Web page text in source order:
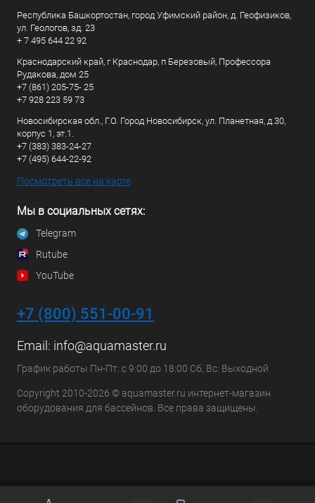
Республика Башкортостан, город Уфимский район, д. Геофизиков,
ул. Геологов, зд. 23
+ 7 495 644 22 92
Краснодарский край, г Краснодар, п Березовый, Профессора
Рудакова, дом 25
+7 (861) 205-75- 25
+7 928 223 59 73
Новосибирская обл., Г.О. Город Новосибирск, ул. Планетная, д.30,
корпус 1, эт.1.
+7 (383) 383-24-27
+7 (495) 644-22-92
Посмотреть все на карте
Мы в социальных сетях:
Telegram
Rutube
YouTube
+7 (800) 551-00-91
Email: info@aquamaster.ru
График работы Пн-Пт: с 9:00 до 18:00 Сб, Вс: Выходной
Copyright 2010-2026 © aquamaster.ru интернет-магазин
оборудования для бассейнов. Все права защищены.